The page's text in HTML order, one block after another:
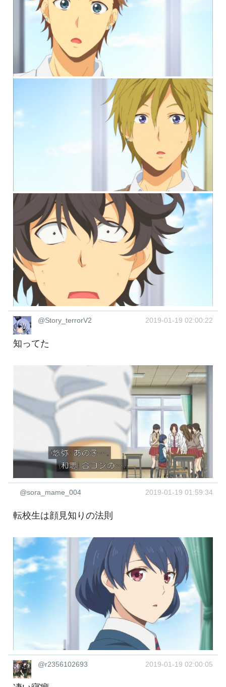
@Story_terrorV2 2019-01-19 02:00:22
知ってた
@sora_mame_004 2019-01-19 01:59:34
転校生は顔見知りの法則
@r2356102693 2019-01-19 02:00:05